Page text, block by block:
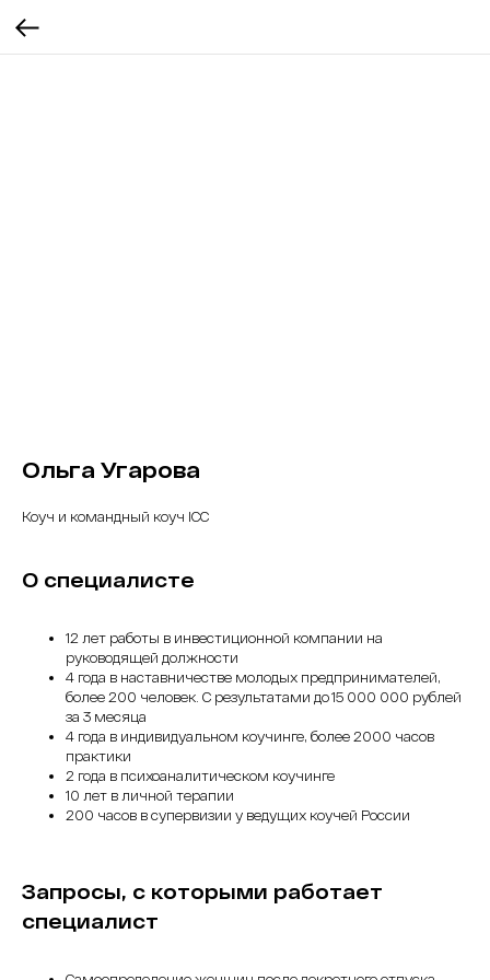
Ольга Угарова
Коуч и командный коуч ICC
О специалисте
12 лет работы в инвестиционной компании на
руководящей должности
4 года в наставничестве молодых предпринимателей,
более 200 человек. С результатами до 15 000 000 рублей
за 3 месяца
4 года в индивидуальном коучинге, более 2000 часов
практики
2 года в психоаналитическом коучинге
10 лет в личной терапии
200 часов в супервизии у ведущих коучей России
Запросы, с которыми работает
специалист